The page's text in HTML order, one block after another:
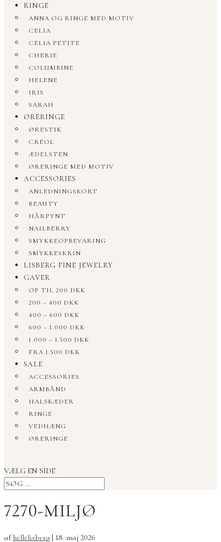
RINGE
ANNA OG RINGE MED MOTIV
CELIA
CELIA PETITE
CHERIE
COLUMBINE
HELENE
IRIS
SARAH
ØRERINGE
ØRESTIK
CREOL
ÆDELSTEN
ØRERINGE MED MOTIV
ACCESSORIES
ANLEDNINGSKORT
BEAUTY
HÅRPYNT
NAILBERRY
SMYKKEOPBEVARING
SMYKKESKRIN
LISBERG FINE JEWELRY
GAVER
OP TIL 200 DKK
200 – 400 DKK
400 – 600 DKK
600 – 1.000 DKK
1.000 – 1.500 DKK
FRA 1.500 DKK
SALE
ACCESSORIES
ARMBÅND
HALSKÆDER
RINGE
VEDHÆNG
ØRERINGE
VÆLG EN SIDE
7270-MILJØ
afhellelisberg | 18. maj 2026